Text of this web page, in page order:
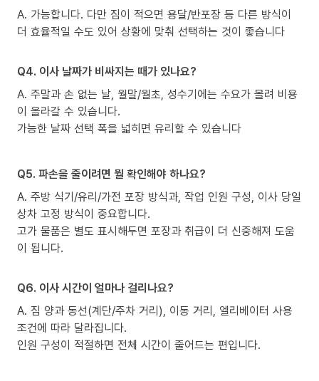
A. 가능합니다. 다만 짐이 적으면 용달/반포장 등 다른 방식이
더 효율적일 수도 있어 상황에 맞춰 선택하는 것이 좋습니다
Q4. 이사 날짜가 비싸지는 때가 있나요?
A. 주말과 손 없는 날, 월말/월초, 성수기에는 수요가 몰려 비용
이 올라갈 수 있습니다.
가능한 날짜 선택 폭을 넓히면 유리할 수 있습니다
Q5. 파손을 줄이려면 뭘 확인해야 하나요?
A. 주방 식기/유리/가전 포장 방식과, 작업 인원 구성, 이사 당일
상차 고정 방식이 중요합니다.
고가 물품은 별도 표시해두면 포장과 취급이 더 신중해져 도움
이 됩니다.
Q6. 이사 시간이 얼마나 걸리나요?
A. 짐 양과 동선(계단/주차 거리), 이동 거리, 엘리베이터 사용
조건에 따라 달라집니다.
인원 구성이 적절하면 전체 시간이 줄어드는 편입니다.